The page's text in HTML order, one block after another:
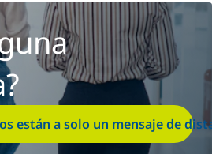
están a solo un mensaje de